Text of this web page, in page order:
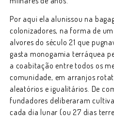
Por aqui ela alunissou na
colonizadores, na forma de
alvores do século 21 que
gasta monogamia terráquea
a coabitação entre todos os
comunidade, em arranjos
aleatórios e igualitários. De
fundadores deliberaram
cada dia lunar (ou 27 dias